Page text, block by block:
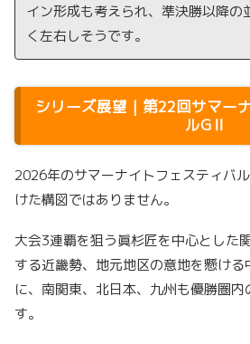
イン形成も考えられ、準決勝以降の
く左右しそうです。
シリーズ展望｜第22回サマー
ルGⅡ
2026年のサマーナイトフェスティバ
けた構図ではありません。
大会3連覇を狙う眞杉匠を中心とした
する近畿勢、地元地区の意地を懸け
に、南関東、北日本、九州も優勝圏
す。